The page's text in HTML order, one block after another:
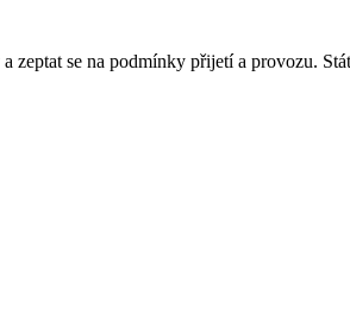
se na podmínky přijetí a provozu.